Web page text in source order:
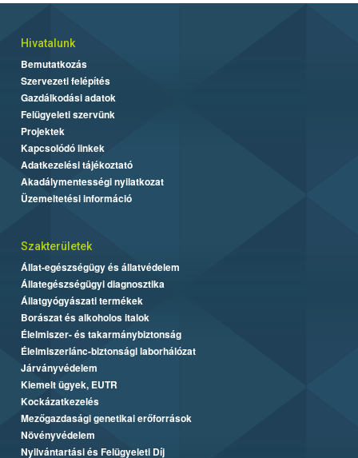
Hivatalunk
Bemutatkozás
Szervezeti felépítés
Gazdálkodási adatok
Felügyeleti szervünk
Projektek
Kapcsolódó linkek
Adatkezelési tájékoztató
Akadálymentességi nyilatkozat
Üzemeltetési információ
Szakterületek
Állat-egészségügy és állatvédelem
Állategészségügyi diagnosztika
Állatgyógyászati termékek
Borászat és alkoholos italok
Élelmiszer- és takarmánybiztonság
Élelmiszerlánc-biztonsági laborhálózat
Járványvédelem
Kiemelt ügyek, EUTR
Kockázatkezelés
Mezőgazdasági genetikai erőforrások
Növényvédelem
Nyilvántartási és Felügyeleti Díj